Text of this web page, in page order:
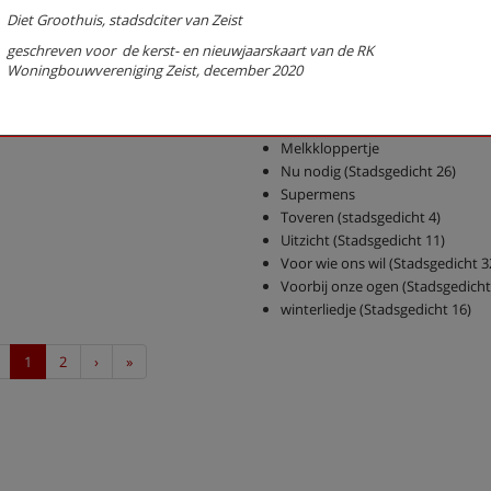
Hart van Austerlitz (Stadsgedicht
Herinnering aan Hendrik
Melkkloppertje
Nu nodig (Stadsgedicht 26)
Supermens
Toveren (stadsgedicht 4)
Uitzicht (Stadsgedicht 11)
Voor wie ons wil (Stadsgedicht
Voorbij onze ogen
winterliedje (Stadsgedicht 16)
1 2 ›Next»Last
Diet Groothuis, stadsdciter van Zeist
geschreven voor de kerst- en nieuwjaarskaart van de RK
Woningbouwvereniging Zeist, december 2020